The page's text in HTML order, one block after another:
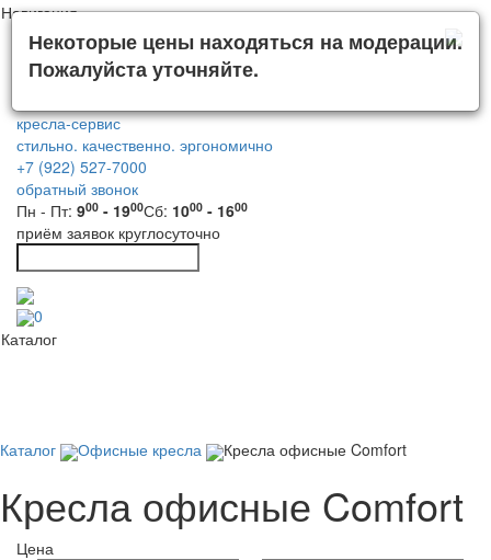
Навигация
кресла-сервис
стильно. качественно. эргономично
+7 (922) 527-7000
обратный звонок
Пн - Пт: 900 - 1900Сб: 1000 - 1600
приём заявок круглосуточно
0
Каталог
Каталог Офисные кресла Кресла офисные Comfort
Кресла офисные Comfort
Цена
Некоторые цены находяться на модерации.
Пожалуйста уточняйте.